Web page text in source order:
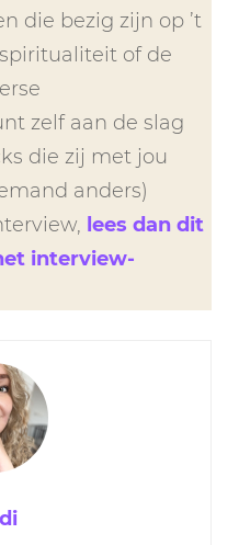
die bezig zijn op ’t
of de
zelf aan de slag
die zij met jou
anders)
lees dan dit
interview-